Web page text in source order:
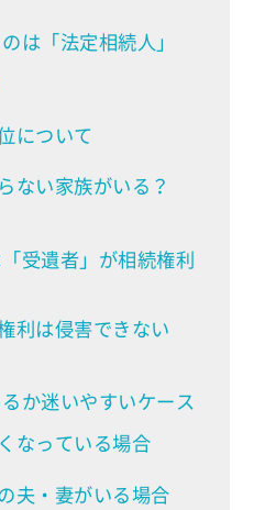
は「法定相続人」
について
ない家族がいる？
受遺者」が相続権利
利は侵害できない
か迷いやすいケース
なっている場合
夫・妻がいる場合